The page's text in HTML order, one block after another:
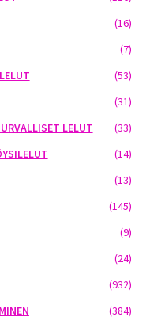
(16)
(7)
(53)
(31)
LELUT
(33)
(14)
(13)
(145)
(9)
(24)
(932)
(384)